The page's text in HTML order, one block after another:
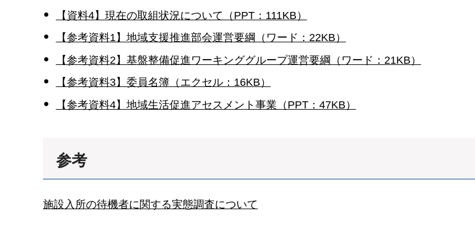
【資料4】現在の取組状況について（PPT：111KB）
【参考資料1】地域支援推進部会運営要綱（ワード：22KB）
【参考資料2】基盤整備促進ワーキンググループ運営要綱（ワード：21KB）
【参考資料3】委員名簿（エクセル：16KB）
【参考資料4】地域生活促進アセスメント事業（PPT：47KB）
参考
施設入所の待機者に関する実態調査について